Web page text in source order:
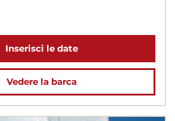
Inserisci le date
Vedere la barca